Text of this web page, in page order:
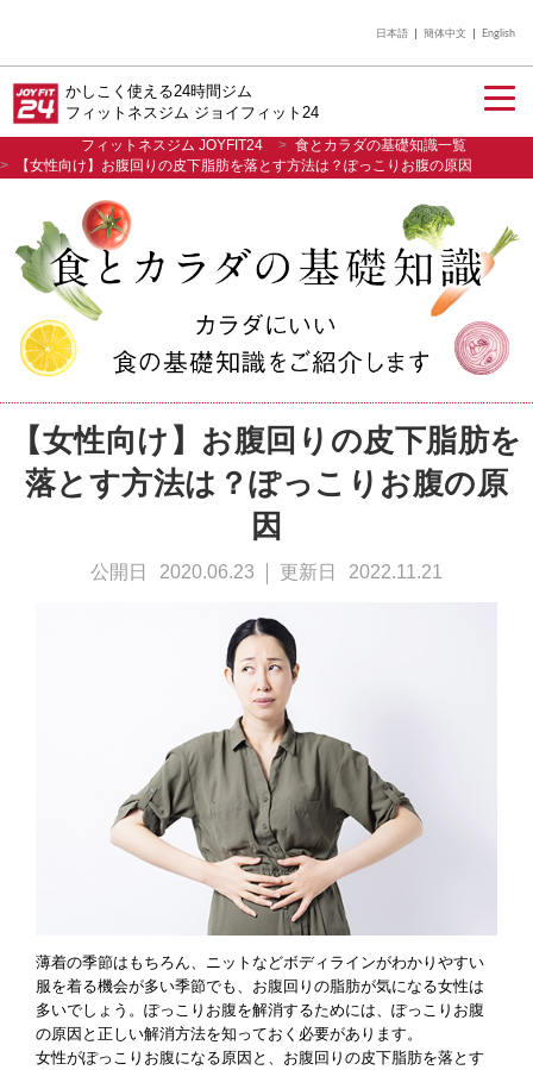
日本語 簡体中文 English
かしこく使える24時間ジム
フィットネスジム ジョイフィット24
入会のご案内 店舗を探す
総合TOP
JOYFIT
JOYFIT YOGA
JOYFIT+
Vitalityに関するお問い合わせ
本部へのお問い合わせ
フィットネスジム JOYFIT24
食とカラダの基礎知識一覧
【女性向け】お腹回りの皮下脂肪を落とす方法は？ぽっこりお腹の原因
【女性向け】お腹回りの皮下脂肪を
落とす方法は？ぽっこりお腹の原
因
公開日 2020.06.23 更新日 2022.11.21
薄着の季節はもちろん、ニットなどボディラインがわかりやすい
服を着る機会が多い季節でも、お腹回りの脂肪が気になる女性は
多いでしょう。ぽっこりお腹を解消するためには、ぽっこりお腹
の原因と正しい解消方法を知っておく必要があります。
女性がぽっこりお腹になる原因と、お腹回りの皮下脂肪を落とす